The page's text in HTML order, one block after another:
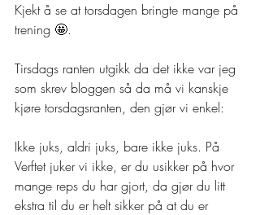
Kjekt å se at torsdagen bringte mange på
trening 🤩.
Tirsdags ranten utgikk da det ikke var jeg
som skrev bloggen så da må vi kanskje
kjøre torsdagsranten, den gjør vi enkel:
Ikke juks, aldri juks, bare ikke juks. På
Verftet juker vi ikke, er du usikker på hvor
mange reps du har gjort, da gjør du litt
ekstra til du er helt sikker på at du er